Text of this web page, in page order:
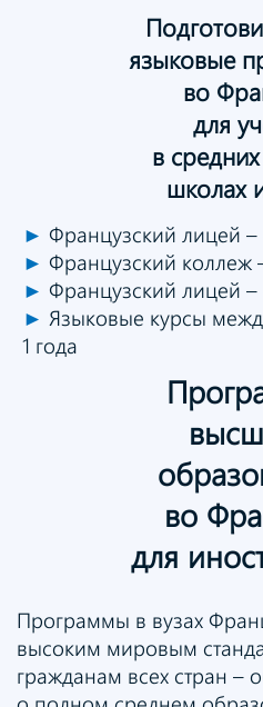
языковые
во
для
в
школах
► Французский лицей –
► Французский коллеж
► Французский лицей –
► Языковые курсы
1 года
во
для
Программы в вузах
высоким мировым
гражданам всех стран –